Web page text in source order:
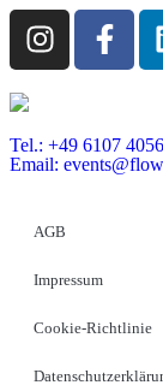
Tel.: +49 6107
Email:
AGB
Impressum
Cookie-Richtlinie